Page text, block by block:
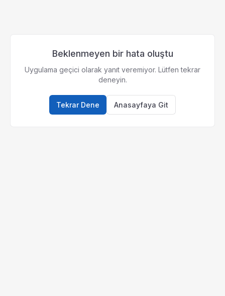
Beklenmeyen bir hata oluştu
Uygulama geçici olarak yanıt veremiyor. Lütfen tekrar
deneyin.
Tekrar Dene Anasayfaya Git